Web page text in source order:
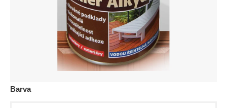
Barva